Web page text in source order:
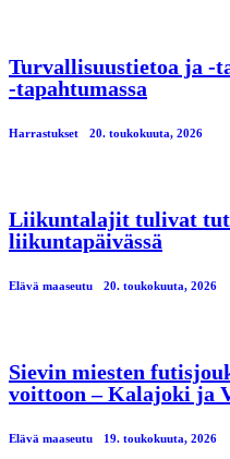
Turvallisuustietoa ja -
-tapahtumassa
Harrastukset 20. toukokuuta, 2026
Liikuntalajit tulivat
liikuntapäivässä
Elävä maaseutu 20. toukokuuta, 2026
Sievin miesten
voittoon – Kalajoki ja
Elävä maaseutu 19. toukokuuta, 2026